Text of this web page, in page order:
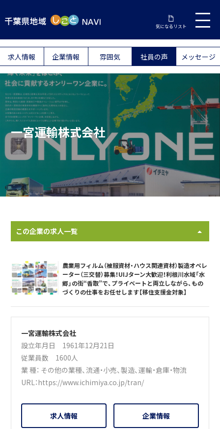
気になるリスト
求人情報 企業情報 雰囲気 社員の声 メッセージ
一宮運輸株式会社
この企業の求人一覧
農業用フィルム（被服資材・ハウス関連資材）製造オペレ
ーター（三交替）募集！UIJターン大歓迎！利根川水域「水
郷」の街“香取”で、プライベートと両立しながら、もの
づくりの仕事をお任せします【移住支援金対象】
一宮運輸株式会社
設立年月日 1961年12月21日
従業員数 1600人
業 種： その他の業種、流通・小売、製造、運輸・倉庫・物流
URL：https://www.ichimiya.co.jp/tran/
求人情報 企業情報